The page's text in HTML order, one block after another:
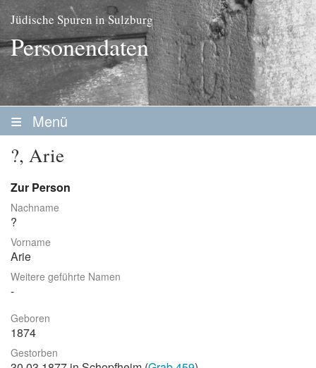
Jüdische Spuren in Sulzburg
Personendaten
Menü
Startseite
Personen
Personenliste
Familien
Vereine / Stiftungen
Stadtrundgang
Der Friedhof
?, Arie
Zur Person
Nachname
?
Vorname
Arie
Weitere geführte Namen
Geboren
1874
Gestorben